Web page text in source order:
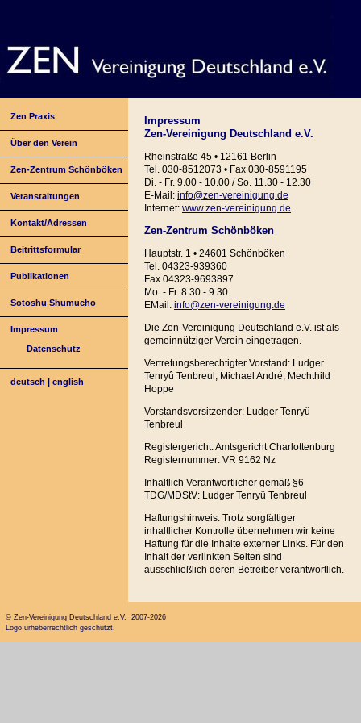
Zen Praxis
Über den Verein
Zen-Zentrum Schönböken
Veranstaltungen
Kontakt/Adressen
Beitrittsformular
Publikationen
Sotoshu Shumucho
Impressum
Datenschutz
deutsch |english
Impressum
Zen-Vereinigung Deutschland e.V.
Rheinstraße 45 • 12161 Berlin
Tel. 030-8512073 • Fax 030-8591195
Di. - Fr. 9.00 - 10.00 / So. 11.30 - 12.30
E-Mail: info@zen-vereinigung.de
Internet: www.zen-vereinigung.de
Zen-Zentrum Schönböken
Hauptstr. 1 • 24601 Schönböken
Tel. 04323-939360
Fax 04323-9693897
Mo. - Fr. 8.30 - 9.30
EMail: info@zen-vereinigung.de
Die Zen-Vereinigung Deutschland e.V. ist als
gemeinnütziger Verein eingetragen.
Vertretungsberechtigter Vorstand: Ludger
Tenryû Tenbreul, Michael André, Mechthild
Hoppe
Vorstandsvorsitzender: Ludger Tenryû
Tenbreul
Registergericht: Amtsgericht Charlottenburg
Registernummer: VR 9162 Nz
Inhaltlich Verantwortlicher gemäß §6
TDG/MDStV: Ludger Tenryû Tenbreul
Haftungshinweis: Trotz sorgfältiger
inhaltlicher Kontrolle übernehmen wir keine
Haftung für die Inhalte externer Links. Für den
Inhalt der verlinkten Seiten sind
ausschließlich deren Betreiber verantwortlich.
© Zen-Vereinigung Deutschland e.V. 2007-2026
Logo urheberrechtlich geschützt.